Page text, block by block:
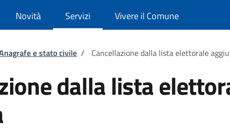
Novità Servizi Vivere il Comune
pane
e stato civile / Cancellazione dalla lista elettorale
dalla lista